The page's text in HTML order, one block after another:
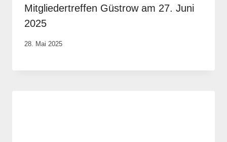
Mitgliedertreffen Güstrow am 27. Juni
2025
Von
Tengler
28. Mai 2025